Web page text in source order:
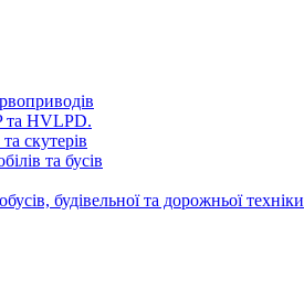
та HVLPD.
скутерів
та бусів
будівельної та дорожньої техніки